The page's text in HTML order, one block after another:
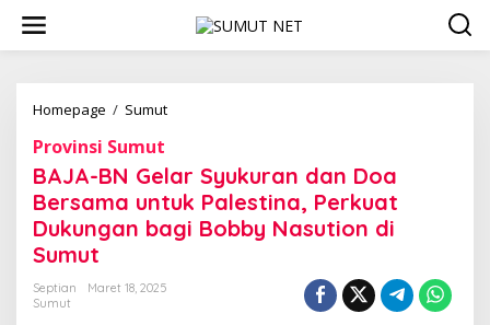
w
Homepage / Sumut
A
-
B
N
G
Provinsi Sumut
BAJA-BN Gelar Syukuran dan Doa
Bersama untuk Palestina, Perkuat
Dukungan bagi Bobby Nasution di
Sumut
Septian
Maret 18, 2025
Sumut